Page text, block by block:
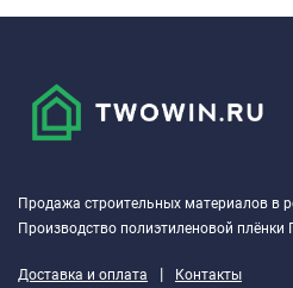
Масса брутто паллеты*
*Масса брутто паллеты является
может колебаться в зависимости
Продажа строительных материалов в
Производство полиэтиленовой плёнки
Доставка и оплата | Контакты